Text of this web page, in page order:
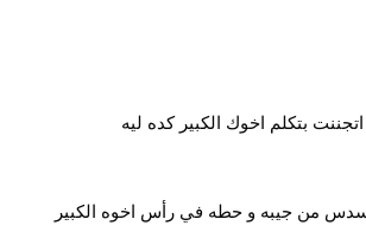
بتكلم اخوك الكبير كده ليه
من جيبه و حطه في رأس اخوه الكبير